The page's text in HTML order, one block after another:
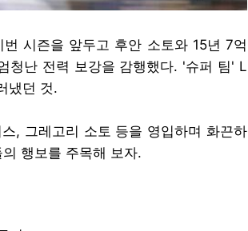
시즌을 앞두고 후안 소토와 15년 7억
청난 전력 보강을 감행했다. '슈퍼 팀' L
냈던 것.
, 그레고리 소토 등을 영입하며 화끈하
행보를 주목해 보자.